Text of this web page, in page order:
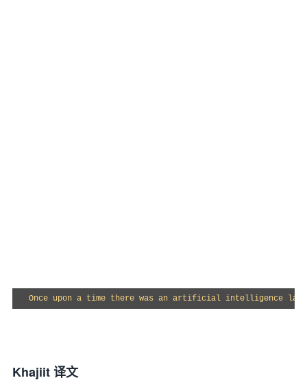
Once upon a time there was an artificial intelligence
Khajiit 译文